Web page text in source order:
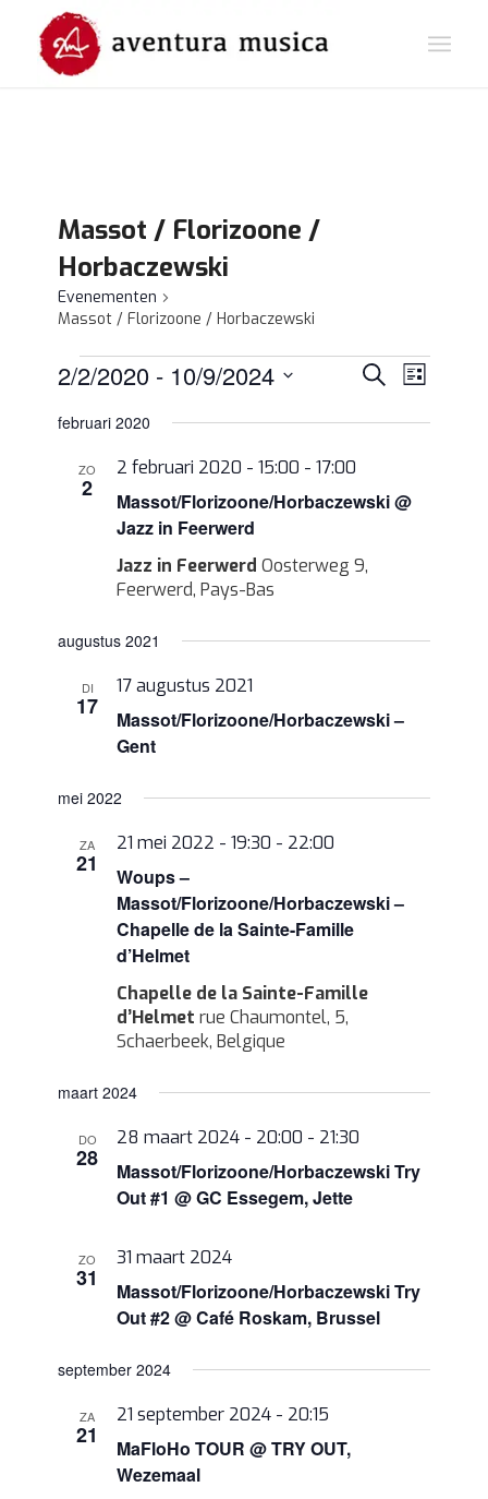
Massot / Florizoone /
Horbaczewski
Evenementen
Massot / Florizoone / Horbaczewski
navigatie
Zoeken
Lijst
2/2/2020 - 10/9/2024
een
datum.
februari 2020
ZO
2
Massot/Florizoone/Horbaczewski @
Jazz in Feerwerd
2 februari 2020 - 15:00 -17:00
Jazz in FeerwerdOosterweg 9,
Feerwerd, Pays-Bas
augustus 2021
DI
17
Massot/Florizoone/Horbaczewski –
Gent
17 augustus 2021
mei 2022
ZA
21
Woups –
Massot/Florizoone/Horbaczewski –
Chapelle de la Sainte-Famille
d’Helmet
21 mei 2022 - 19:30 - 22:00
Chapelle de la Sainte-Famille
d’Helmetrue Chaumontel, 5,
Schaerbeek, Belgique
maart 2024
DO
28
Massot/Florizoone/Horbaczewski Try
Out #1 @ GC Essegem, Jette
28 maart 2024 - 20:00 - 21:30
ZO
31
Massot/Florizoone/Horbaczewski Try
Out #2 @ Café Roskam, Brussel
31 maart 2024
september 2024
ZA
21
MaFloHo TOUR @ TRY OUT,
Wezemaal
21 september 2024 - 20:15